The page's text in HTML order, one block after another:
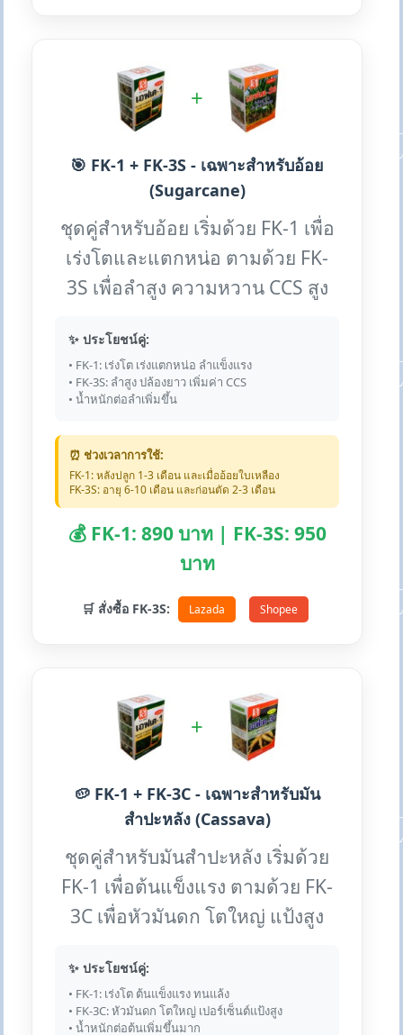
+
🎯 FK-1 + FK-3S - เฉพาะสำหรับอ้อย
(Sugarcane)
ชุดคู่สำหรับอ้อย เริ่มด้วย FK-1 เพื่อ
เร่งโตและแตกหน่อ ตามด้วย FK-
3S เพื่อลำสูง ความหวาน CCS สูง
✨ ประโยชน์คู่:
• FK-1: เร่งโต เร่งแตกหน่อ ลำแข็งแรง
• FK-3S: ลำสูง ปล้องยาว เพิ่มค่า CCS
• น้ำหนักต่อลำเพิ่มขึ้น
⏰ ช่วงเวลาการใช้:
FK-1: หลังปลูก 1-3 เดือน และเมื่ออ้อยใบเหลือง
FK-3S: อายุ 6-10 เดือน และก่อนตัด 2-3 เดือน
💰 FK-1: 890 บาท | FK-3S: 950
บาท
🛒 สั่งซื้อ FK-3S: Lazada Shopee
+
🥔 FK-1 + FK-3C - เฉพาะสำหรับมัน
สำปะหลัง (Cassava)
ชุดคู่สำหรับมันสำปะหลัง เริ่มด้วย
FK-1 เพื่อต้นแข็งแรง ตามด้วย FK-
3C เพื่อหัวมันดก โตใหญ่ แป้งสูง
✨ ประโยชน์คู่:
• FK-1: เร่งโต ต้นแข็งแรง ทนแล้ง
• FK-3C: หัวมันดก โตใหญ่ เปอร์เซ็นต์แป้งสูง
• น้ำหนักต่อต้นเพิ่มขึ้นมาก